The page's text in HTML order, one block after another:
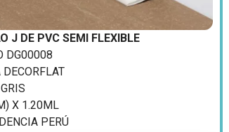
J DE PVC SEMI FLEXIBLE
DG00008
DECORFLAT
X 1.20ML
PERÚ